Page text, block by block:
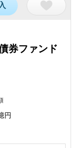
券ファンド
円